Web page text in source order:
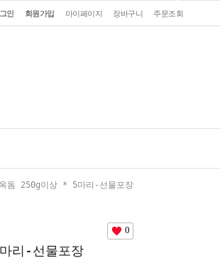
인 회원가입 마이페이지 장바구니 주문조회
돔 250g이상 * 5마리-선물포장
0
리-선물포장